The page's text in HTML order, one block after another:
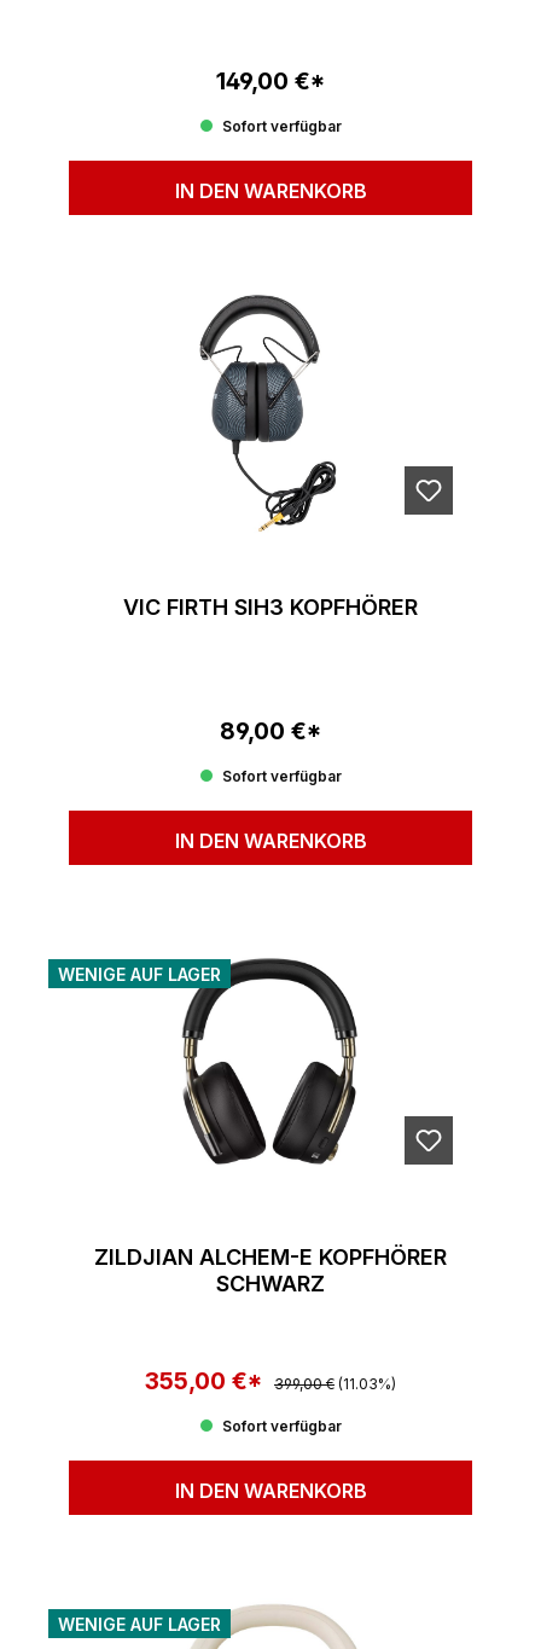
Regulärer Preis:
149,00 €*
Sofort verfügbar
IN DEN WARENKORB
VIC FIRTH SIH3 KOPFHÖRER
Regulärer Preis:
89,00 €*
Sofort verfügbar
IN DEN WARENKORB
WENIGE AUF LAGER
ZILDJIAN ALCHEM-E KOPFHÖRER
SCHWARZ
Verkaufspreis:
355,00 €* Regulärer Preis:
399,00 € (11.03%)
Sofort verfügbar
IN DEN WARENKORB
WENIGE AUF LAGER